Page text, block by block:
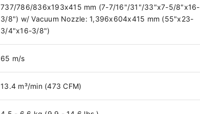
737/786/836x193x415 mm (7-7/16"/31"/33"x7-5/8"x16-
3/8") w/ Vacuum Nozzle: 1,396x604x415 mm (55"x23-
3/4"x16-3/8")
65 m/s
13.4 m³/min (473 CFM)